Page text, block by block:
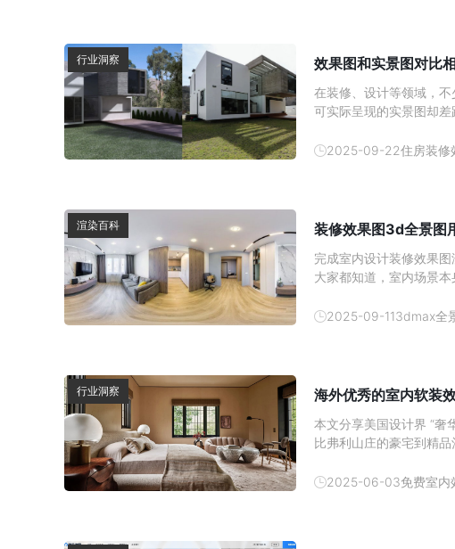
行业洞察 效果图和实景图对比
在装修、设计等领域，
可实际呈现的实景图却差
2025-09-22住房装修
渲染百科 装修效果图3d全景图
完成室内设计装修效果
大家都知道，室内场景
容，希望能为大家提供参
2025-09-113dmax全
行业洞察 海外优秀的室内软装
本文分享美国设计界 “奢
比弗利山庄的豪宅到精
力。2025-06-03免费室内